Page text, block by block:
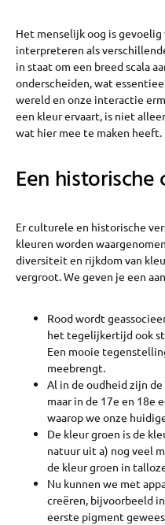
Het menselijk oog is
interpreteren als
in staat om een breed scala
onderscheiden, wat
wereld en onze interactie
een kleur ervaart, is niet
wat hier mee te maken heeft.
Een
Er culturele en historische
kleuren worden
diversiteit en rijkdom van
vergroot. We geven je een
Rood wordt
het tegelijkertijd ook
Een mooie
meebrengt.
Al in de oudheid zijn
maar in de 17e en 18e
waarop we onze
De kleur groen is de
natuur uit a) nog veel
de kleur groen in
Nu kunnen we met
creëren, bijvoorbeeld
eerste pigment